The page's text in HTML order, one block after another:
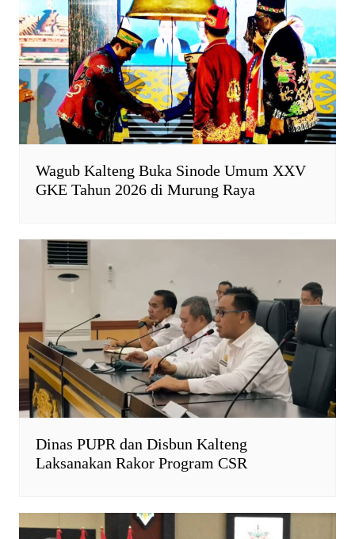
n
d
l
y
Wagub Kalteng Buka Sinode Umum XXV
GKE Tahun 2026 di Murung Raya
Dinas PUPR dan Disbun Kalteng
Laksanakan Rakor Program CSR